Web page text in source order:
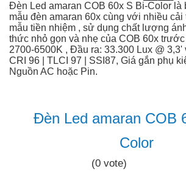
Đèn Led amaran COB 60x S Bi-Color là
mẫu đèn amaran 60x cùng với nhiều
mẫu tiền nhiệm , sử dụng chất lượng
thức nhỏ gọn và nhẹ của COB 60x
2700-6500K , Đầu ra: 33.300 Lux @ 3,3'
CRI 96 | TLCI 97 | SSI87, Giá gắn phụ
Nguồn AC hoặc Pin.
Đèn Led amaran COB
Color
(0 vote)